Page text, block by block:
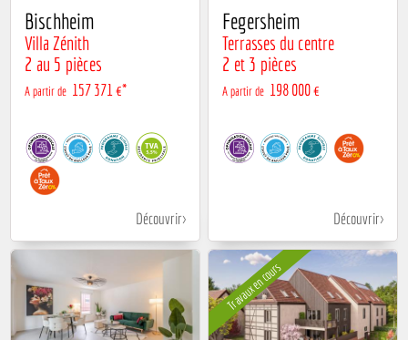
Bischheim
Villa Zénith
2 au 5 pièces
A partir de 157 371 €*
Découvrir
Fegersheim
Terrasses du centre
2 et 3 pièces
A partir de 198 000 €
Découvrir
Travaux en cours